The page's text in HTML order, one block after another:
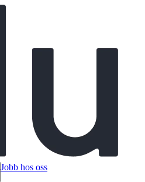
Jobb hos oss